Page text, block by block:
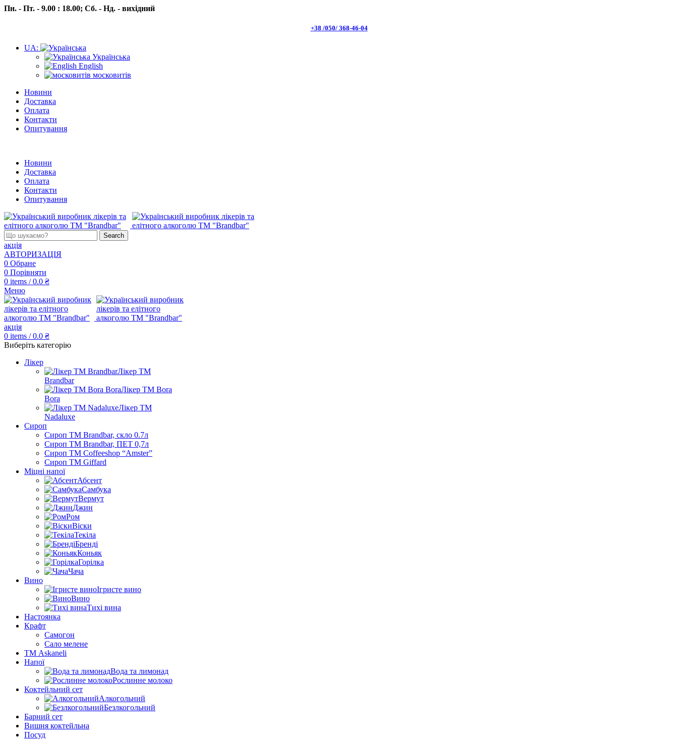
Пн. - Пт. - 9.00 : 18.00; Сб. - Нд. - вихідний
+38 /050/ 368-46-04
UA:
Українська
English
московитів
Новини
Доставка
Оплата
Контакти
Опитування
Новини
Доставка
Оплата
Контакти
Опитування
Search
акція
АВТОРИЗАЦІЯ
0 Обране
0 Порівняти
0 items / 0.0 ₴
Меню
акція
0 items / 0.0 ₴
Виберіть категорію
Лікер
Лікер ТМ
Brandbar
Лікер ТМ Bora
Bora
Лікер ТМ
Nadaluxe
Сироп
Сироп TM Brandbar, скло 0.7л
Сироп TM Brandbar, ПЕТ 0,7л
Сироп TM Coffeeshop “Amster”
Сироп TM Giffard
Міцні напої
Абсент
Самбука
Вермут
Джин
Ром
Віски
Текіла
Бренді
Коньяк
Горілка
Чача
Вино
Ігристе вино
Вино
Тихі вина
Настоянка
Крафт
Самогон
Сало мелене
ТМ Askaneli
Напої
Вода та лимонад
Рослинне молоко
Коктейльний сет
Алкогольний
Безлкогольний
Барний сет
Вишня коктейльна
Посуд